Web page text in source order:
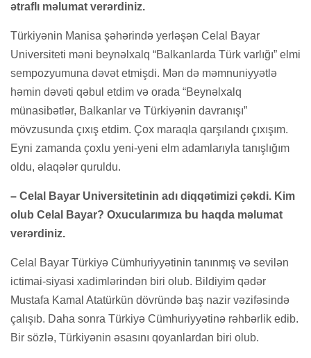
ətraflı məlumat verərdiniz.
Türkiyənin Manisa şəhərində yerləşən Celal Bayar
Universiteti məni beynəlxalq “Balkanlarda Türk varlığı” elmi
sempozyumuna dəvət etmişdi. Mən də məmnuniyyətlə
həmin dəvəti qəbul etdim və orada “Beynəlxalq
münasibətlər, Balkanlar və Türkiyənin davranışı”
mövzusunda çıxış etdim. Çox maraqla qarşılandı çıxışım.
Eyni zamanda çoxlu yeni-yeni elm adamlarıyla tanışlığım
oldu, əlaqələr quruldu.
– Celal Bayar Universitetinin adı diqqətimizi çəkdi. Kim
olub Celal Bayar? Oxucularımıza bu haqda məlumat
verərdiniz.
Celal Bayar Türkiyə Cümhuriyyətinin tanınmış və sevilən
ictimai-siyasi xadimlərindən biri olub. Bildiyim qədər
Mustafa Kamal Atatürkün dövründə baş nazir vəzifəsində
çalışıb. Daha sonra Türkiyə Cümhuriyyətinə rəhbərlik edib.
Bir sözlə, Türkiyənin əsasını qoyanlardan biri olub.